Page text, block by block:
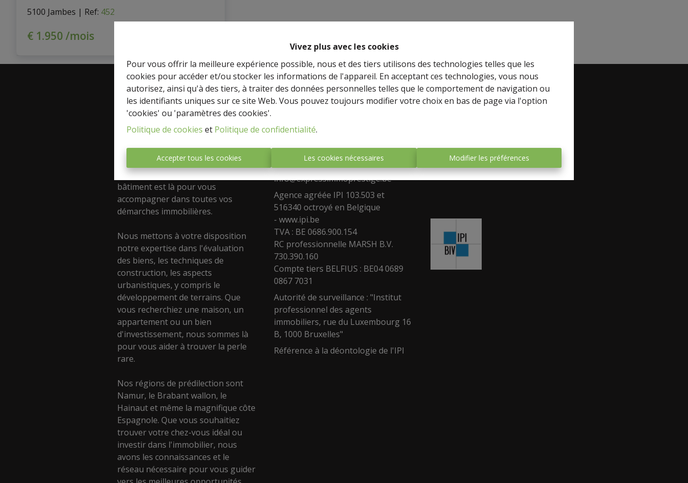
Vivez plus avec les cookies
Pour vous offrir la meilleure expérience possible, nous et des tiers utilisons des technologies telles que les
cookies pour accéder et/ou stocker les informations de l'appareil. En acceptant ces technologies, vous nous
autorisez, ainsi qu'à des tiers, à traiter des données personnelles telles que le comportement de navigation ou
les identifiants uniques sur ce site Web. Vous pouvez toujours modifier votre choix en bas de page via l'option
'cookies' ou 'paramètres des cookies'.
Politique de cookies et Politique de confidentialité.
Accepter tous les cookies Les cookies nécessaires Modifier les préférences
5100 Jambes | Ref: 452
€ 1.950 /mois
A propos
Découvrez Express-immo Prestige,
votre agence immobilière de
confiance ! Spécialisée dans la vente
et la location de tous types de biens,
notre équipe passionnée du
bâtiment est là pour vous
accompagner dans toutes vos
démarches immobilières.
Nous mettons à votre disposition
notre expertise dans l'évaluation
des biens, les techniques de
construction, les aspects
urbanistiques, y compris le
développement de terrains. Que
vous recherchiez une maison, un
appartement ou un bien
d'investissement, nous sommes là
pour vous aider à trouver la perle
rare.
Nos régions de prédilection sont
Namur, le Brabant wallon, le
Hainaut et même la magnifique côte
Espagnole. Que vous souhaitiez
trouver votre chez-vous idéal ou
investir dans l'immobilier, nous
avons les connaissances et le
réseau nécessaire pour vous guider
Adresse
Agence de Namur
Fixe : 0488/533.573
Gsm: 0499/19.93.93
info@expressimmoprestige.be
Agence agréée IPI 103.503 et
516340 octroyé en Belgique
-www.ipi.be
TVA : BE 0686.900.154
RC professionnelle MARSH B.V.
730.390.160
Compte tiers BELFIUS : BE04 0689
0867 7031
Autorité de surveillance : "Institut
professionnel des agents
immobiliers, rue du Luxembourg 16
B, 1000 Bruxelles"
Référence à la déontologie de l'IPI
Facebook